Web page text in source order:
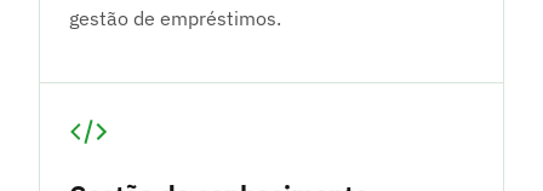
gestão de empréstimos.